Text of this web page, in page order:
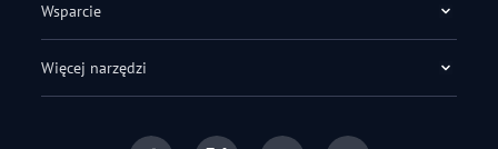
Wsparcie
Więcej narzędzi